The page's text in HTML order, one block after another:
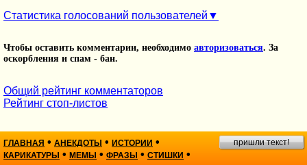
Статистика голосований пользователей
Чтобы оставить комментарии, необходимо авторизоваться. За
оскорбления и спам - бан.
Общий рейтинг комментаторов
Рейтинг стоп-листов
ГЛАВНАЯ • АНЕКДОТЫ • ИСТОРИИ •
КАРИКАТУРЫ • МЕМЫ • ФРАЗЫ • СТИШКИ •
пришли текст!